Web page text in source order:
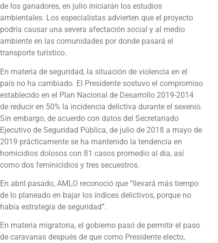
de los ganadores, en julio iniciarán los estudios
ambientales. Los especialistas advierten que el proyecto
podría causar una severa afectación social y al medio
ambiente en las comunidades por donde pasará el
transporte turístico.
En materia de seguridad, la situación de violencia en el
país no ha cambiado. El Presidente sostuvo el compromiso
establecido en el Plan Nacional de Desarrollo 2019-2014
de reducir en 50% la incidencia delictiva durante el sexenio.
Sin embargo, de acuerdo con datos del Secretariado
Ejecutivo de Seguridad Pública, de julio de 2018 a mayo de
2019 prácticamente se ha mantenido la tendencia en
homicidios dolosos con 81 casos promedio al día, así
como dos feminicidios y tres secuestros.
En abril pasado, AMLO reconoció que “llevará más tiempo
de lo planeado en bajar los índices delictivos, porque no
había estrategia de seguridad”.
En materia migratoria, el gobierno pasó de permitir el paso
de caravanas después de que como Presidente electo,